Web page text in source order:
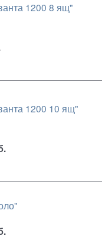
1200 8 ящ"
1200 10 ящ"